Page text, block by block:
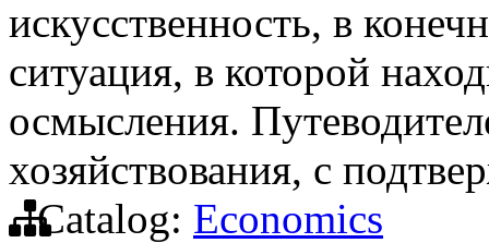
искусственность, в
ситуация, в которой
осмысления.
хозяйствования, с
Catalog: Economics